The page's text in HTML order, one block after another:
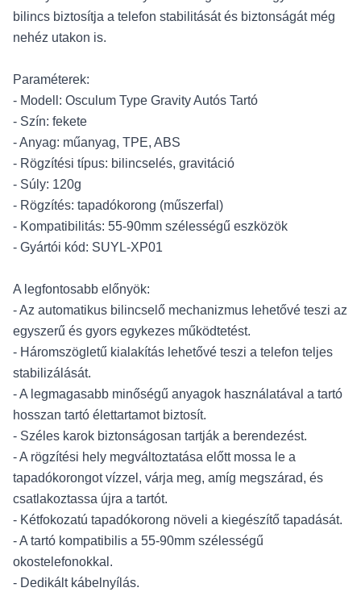
bilincs biztosítja a telefon stabilitását és biztonságát még
nehéz utakon is.
Paraméterek:
- Modell: Osculum Type Gravity Autós Tartó
- Szín: fekete
- Anyag: műanyag, TPE, ABS
- Rögzítési típus: bilincselés, gravitáció
- Súly: 120g
- Rögzítés: tapadókorong (műszerfal)
- Kompatibilitás: 55-90mm szélességű eszközök
- Gyártói kód: SUYL-XP01
A legfontosabb előnyök:
- Az automatikus bilincselő mechanizmus lehetővé teszi az
egyszerű és gyors egykezes működtetést.
- Háromszögletű kialakítás lehetővé teszi a telefon teljes
stabilizálását.
- A legmagasabb minőségű anyagok használatával a tartó
hosszan tartó élettartamot biztosít.
- Széles karok biztonságosan tartják a berendezést.
- A rögzítési hely megváltoztatása előtt mossa le a
tapadókorongot vízzel, várja meg, amíg megszárad, és
csatlakoztassa újra a tartót.
- Kétfokozatú tapadókorong növeli a kiegészítő tapadását.
- A tartó kompatibilis a 55-90mm szélességű
okostelefonokkal.
- Dedikált kábelnyílás.